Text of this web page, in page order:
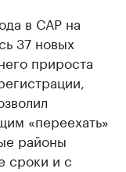
в САР на
37 новых
прироста
«переехать»
районы
сроки и с